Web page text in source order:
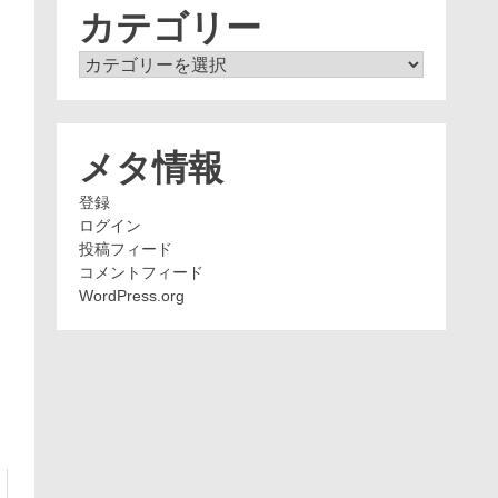
カテゴリー
カ
メタ情報
登録
ログイン
投稿フィード
コメントフィード
WordPress.org